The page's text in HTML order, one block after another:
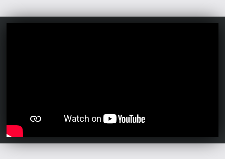
gyűjtögetésével egy minijáték
éreztem rövidnek. Mivel szépen
zongorázik a játék az érzelmek skáláján
ezért akár játszani, akár nézni élvezet!